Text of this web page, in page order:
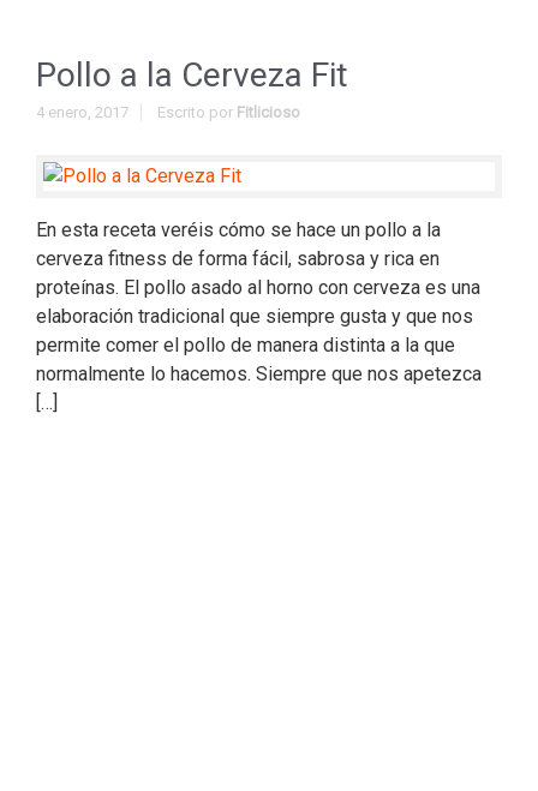
Pollo a la Cerveza Fit
4 enero, 2017 Escrito por Fitlicioso
En esta receta veréis cómo se hace un pollo a la
cerveza fitness de forma fácil, sabrosa y rica en
proteínas. El pollo asado al horno con cerveza es una
elaboración tradicional que siempre gusta y que nos
permite comer el pollo de manera distinta a la que
normalmente lo hacemos. Siempre que nos apetezca
[…]